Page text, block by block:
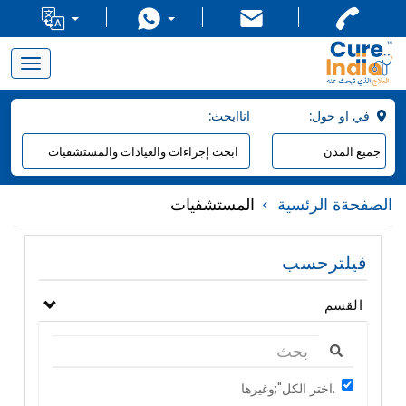
Toggle
navigation
:اناابحث
الصفحةة الرئسية المستشفيات
فيلترحسب
القسم
اختر الكل";وغيرها.